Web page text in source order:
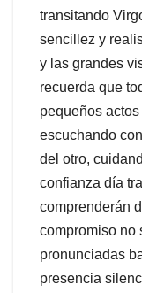
transitando
sencillez y
y las grandes
recuerda que
pequeños
escuchando
del otro,
confianza día
comprenderán
compromiso no
pronunciadas
presencia